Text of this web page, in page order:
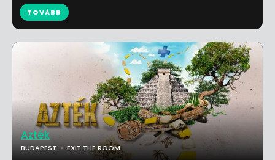
Azték
BUDAPEST EXIT THE ROOM
TOVÁBB